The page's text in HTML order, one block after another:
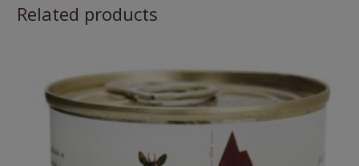
Related products